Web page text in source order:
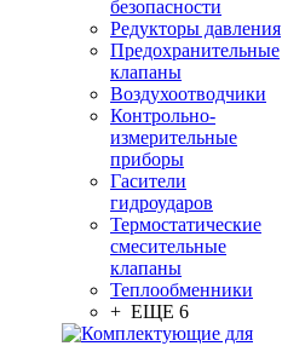
безопасности
Редукторы давления
Предохранительные
клапаны
Воздухоотводчики
Контрольно-
измерительные
приборы
Гасители
гидроударов
Термостатические
смесительные
клапаны
Теплообменники
+ ЕЩЕ 6